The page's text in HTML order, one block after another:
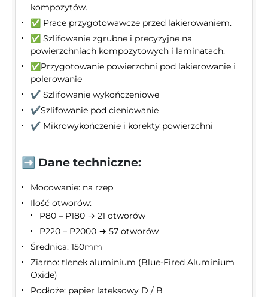
kompozytów.
✅ Prace przygotowawcze przed lakierowaniem.
✅ Szlifowanie zgrubne i precyzyjne na
powierzchniach kompozytowych i laminatach.
✅Przygotowanie powierzchni pod lakierowanie i
polerowanie
✔️ Szlifowanie wykończeniowe
✔️Szlifowanie pod cieniowanie
✔️ Mikrowykończenie i korekty powierzchni
➡️ Dane techniczne:
Mocowanie: na rzep
Ilość otworów:
P80 – P180 → 21 otworów
P220 – P2000 → 57 otworów
Średnica: 150mm
Ziarno: tlenek aluminium (Blue-Fired Aluminium
Oxide)
Podłoże: papier lateksowy D / B